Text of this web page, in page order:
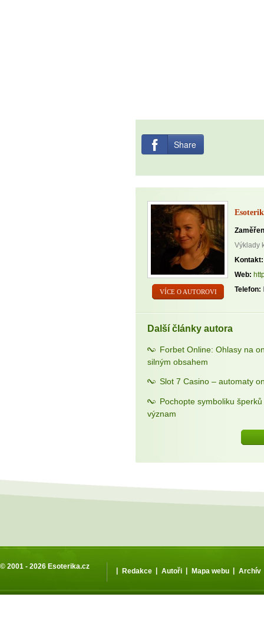
Share
VÍCE O AUTOROVI
Výklady
Kontakt:
Web:
Telefon:
Další články autora
Forbet Online: Ohlasy na
silným obsahem
Slot 7 Casino – automaty
Pochopte symboliku
význam
© 2001 - 2026 Esoterika.cz
Redakce Autoři Mapa webu Archív